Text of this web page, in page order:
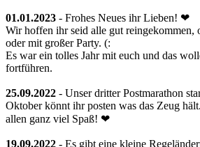
01.01.2023 - Frohes Neues ihr Lieben! ❤
Wir hoffen ihr seid alle gut reingekommen,
oder mit großer Party. (:
Es war ein tolles Jahr mit euch und das
fortführen.
25.09.2022 - Unser dritter Postmarathon
Oktober könnt ihr posten was das Zeug
allen ganz viel Spaß! ❤
19.09.2022 - Es gibt eine kleine